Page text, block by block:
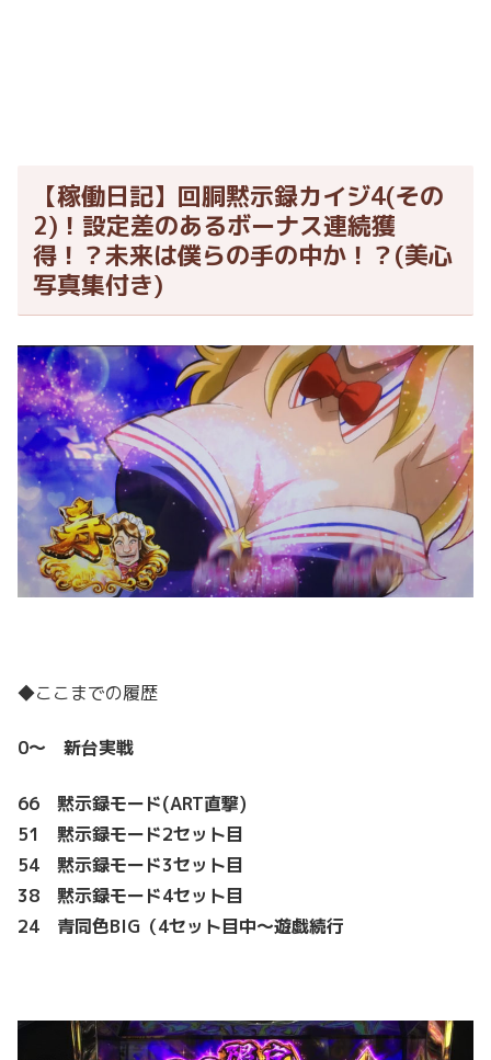
【稼働日記】回胴黙示録カイジ4(その
2)！設定差のあるボーナス連続獲
得！？未来は僕らの手の中か！？(美心
写真集付き)
◆ここまでの履歴
0～ 新台実戦
66 黙示録モード(ART直撃)
51 黙示録モード2セット目
54 黙示録モード3セット目
38 黙示録モード4セット目
24 青同色BIG（4セット目中～遊戯続行